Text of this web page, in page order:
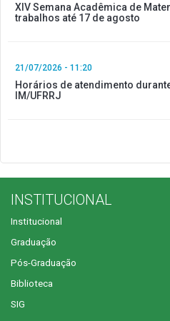
XIV Semana Acadêmica de
trabalhos até 17 de agosto
21/07/2026 - 11:20
Horários de atendimento
IM/UFRRJ
INSTITUCIONAL
Institucional
Graduação
Pós-Graduação
Biblioteca
SIG